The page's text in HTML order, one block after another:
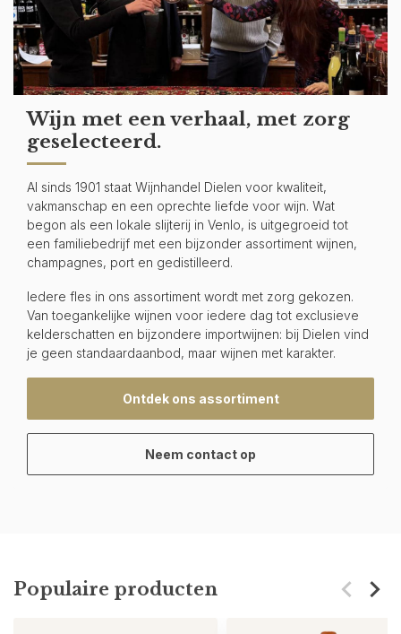
Wijn met een verhaal, met zorg
geselecteerd.
Al sinds 1901 staat Wijnhandel Dielen voor kwaliteit,
vakmanschap en een oprechte liefde voor wijn. Wat
begon als een lokale slijterij in Venlo, is uitgegroeid tot
een familiebedrijf met een bijzonder assortiment wijnen,
champagnes, port en gedistilleerd.
Iedere fles in ons assortiment wordt met zorg gekozen.
Van toegankelijke wijnen voor iedere dag tot exclusieve
kelderschatten en bijzondere importwijnen: bij Dielen vind
je geen standaardaanbod, maar wijnen met karakter.
Ontdek ons assortiment
Neem contact op
Populaire producten